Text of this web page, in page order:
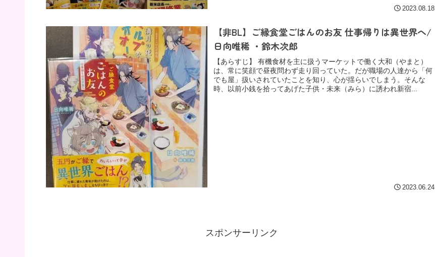
2023.08.18
【非BL】ご縁食堂ごはんのお友 仕事帰りは異世界へ/
日向唯稀 ・鈴木次郎
【あらすじ】 有機食材を主に扱うマーケットで働く大和（やまと）
は、常に笑顔で昼夜問わず走り回っていた。だが職場の人達から「何
でも屋」扱いされていたことを知り、心が揺らいでしまう。そんな
時、以前小銭を拾ってあげた子供・未来（みら）に誘われ新宿...
2023.06.24
スポンサーリンク